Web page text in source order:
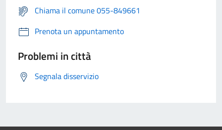
Chiama il comune 055-849661
Prenota un appuntamento
Problemi in città
Segnala disservizio